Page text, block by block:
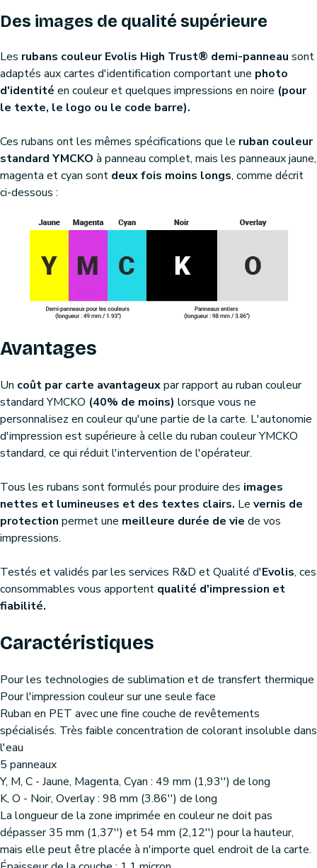
Des images de qualité supérieure
Les rubans couleur Evolis High Trust® demi-panneau sont
adaptés aux cartes d'identification comportant une photo
d'identité en couleur et quelques impressions en noire (pour
le texte, le logo ou le code barre).
Ces rubans ont les mêmes spécifications que le ruban couleur
standard YMCKO à panneau complet, mais les panneaux jaune,
magenta et cyan sont deux fois moins longs, comme décrit
ci-dessous :
Avantages
Un coût par carte avantageuxpar rapport au ruban couleur
standard YMCKO (40% de moins) lorsque vous ne
personnalisez en couleur qu'une partie de la carte. L'autonomie
d'impression est supérieure à celle du ruban couleur YMCKO
standard, ce qui réduit l'intervention de l'opérateur.
Tous les rubans sont formulés pour produire des images
nettes et lumineuses et des textes clairs. Le vernis de
protection permet une meilleure durée de vie de vos
impressions.
Testés et validés par les services R&D et Qualité d'Evolis, ces
consommables vous apportent qualité d'impression et
fiabilité.
Caractéristiques
Pour les technologies de sublimation et de transfert thermique
Pour l'impression couleur sur une seule face
Ruban en PET avec une fine couche de revêtements
spécialisés. Très faible concentration de colorant insoluble dans
l'eau
5 panneaux
Y, M, C - Jaune, Magenta, Cyan : 49 mm (1,93'') de long
K, O - Noir, Overlay : 98 mm (3.86'') de long
La longueur de la zone imprimée en couleur ne doit pas
dépasser 35 mm (1,37'') et 54 mm (2,12'') pour la hauteur,
mais elle peut être placée à n'importe quel endroit de la carte.